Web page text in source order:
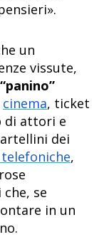
un
vissute,
“panino”
cinema, ticket
di attori e
dei
,
se
in un